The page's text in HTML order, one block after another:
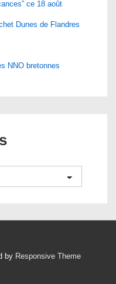
ce 18 août
Dunes de Flandres
NNO bretonnes
by Responsive Theme